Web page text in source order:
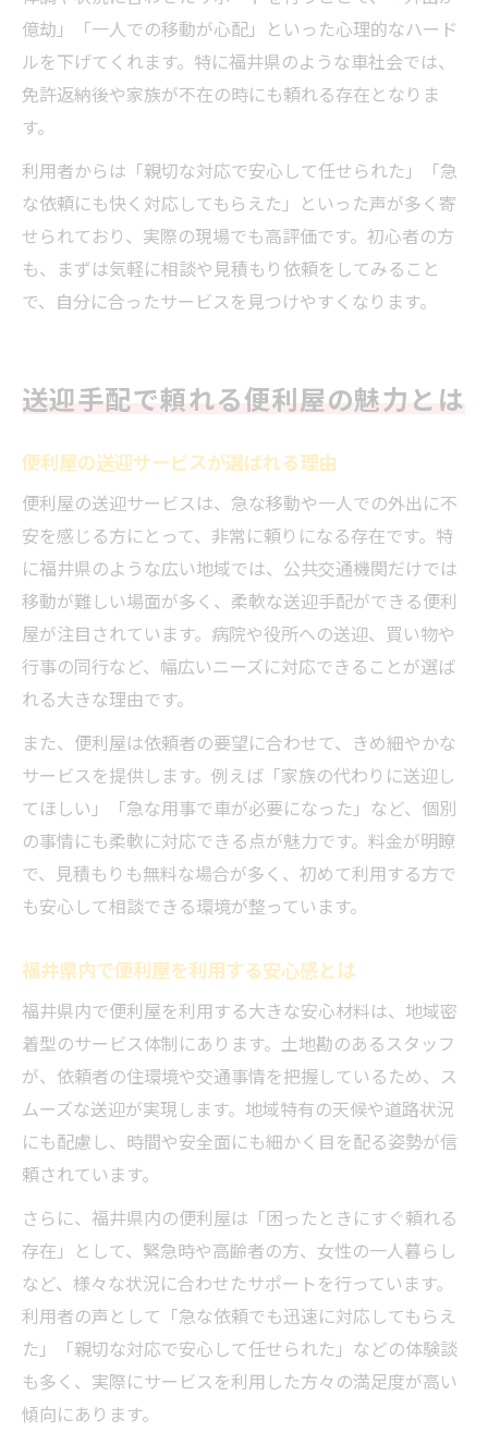
億劫」「一人での移動が心配」といった心理的なハード
ルを下げてくれます。特に福井県のような車社会では、
免許返納後や家族が不在の時にも頼れる存在となりま
す。
利用者からは「親切な対応で安心して任せられた」「急
な依頼にも快く対応してもらえた」といった声が多く寄
せられており、実際の現場でも高評価です。初心者の方
も、まずは気軽に相談や見積もり依頼をしてみること
で、自分に合ったサービスを見つけやすくなります。
送迎手配で頼れる便利屋の魅力とは
便利屋の送迎サービスが選ばれる理由
便利屋の送迎サービスは、急な移動や一人での外出に不
安を感じる方にとって、非常に頼りになる存在です。特
に福井県のような広い地域では、公共交通機関だけでは
移動が難しい場面が多く、柔軟な送迎手配ができる便利
屋が注目されています。病院や役所への送迎、買い物や
行事の同行など、幅広いニーズに対応できることが選ば
れる大きな理由です。
また、便利屋は依頼者の要望に合わせて、きめ細やかな
サービスを提供します。例えば「家族の代わりに送迎し
てほしい」「急な用事で車が必要になった」など、個別
の事情にも柔軟に対応できる点が魅力です。料金が明瞭
で、見積もりも無料な場合が多く、初めて利用する方で
も安心して相談できる環境が整っています。
福井県内で便利屋を利用する安心感とは
福井県内で便利屋を利用する大きな安心材料は、地域密
着型のサービス体制にあります。土地勘のあるスタッフ
が、依頼者の住環境や交通事情を把握しているため、ス
ムーズな送迎が実現します。地域特有の天候や道路状況
にも配慮し、時間や安全面にも細かく目を配る姿勢が信
頼されています。
さらに、福井県内の便利屋は「困ったときにすぐ頼れる
存在」として、緊急時や高齢者の方、女性の一人暮らし
など、様々な状況に合わせたサポートを行っています。
利用者の声として「急な依頼でも迅速に対応してもらえ
た」「親切な対応で安心して任せられた」などの体験談
も多く、実際にサービスを利用した方々の満足度が高い
傾向にあります。